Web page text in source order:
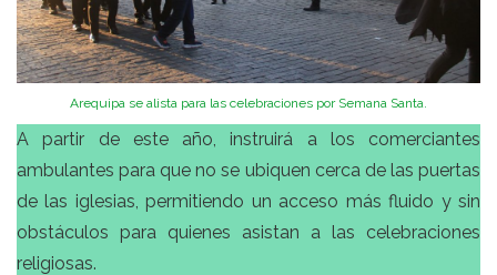
Arequipa se alista para las celebraciones por Semana Santa.
A partir de este año, instruirá a los comerciantes
ambulantes para que no se ubiquen cerca de las puertas
de las iglesias, permitiendo un acceso más fluido y sin
obstáculos para quienes asistan a las celebraciones
religiosas.